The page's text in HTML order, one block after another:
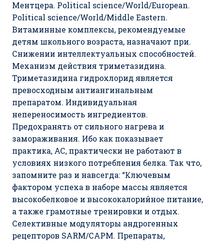
Ментцера. Political science/World/European.
Political science/World/Middle Eastern.
Витаминные комплексы, рекомендуемые
детям школьного возраста, назначают при.
Снижении интеллектуальных способностей.
Механизм действия триметазидина.
Триметазидина гидрохлорид является
превосходным антиангинальным
препаратом. Индивидуальная
непереносимость ингредиентов.
Предохранять от сильного нагрева и
замораживания. Ибо как показывает
практика, АС, практически не работают в
условиях низкого потребления белка. Так что,
запомните раз и навсегда: “Ключевым
фактором успеха в наборе массы является
высокобелковое и высококалорийное питание,
а также грамотные тренировки и отдых.
Селективные модуляторы андрогенных
рецепторов SARM/САРМ. Препараты,